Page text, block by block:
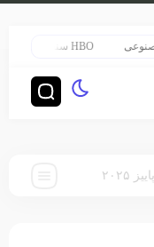
HBO سنت قدیمی خود را برای پخش سریال هری پاتر تغییر داد